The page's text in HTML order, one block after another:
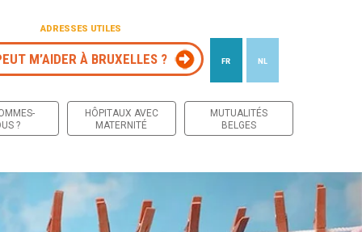
ADRESSES UTILES
M’AIDER À BRUXELLES ? FR NL
?
HÔPITAUX AVEC
MATERNITÉ
MUTUALITÉS
BELGES